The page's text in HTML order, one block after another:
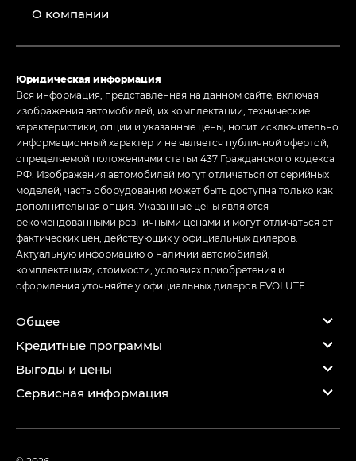
О компании
Юридическая информация
Вся информация, представленная на данном сайте, включая
изображения автомобилей, их комплектации, технические
характеристики, опции и указанные цены, носит исключительно
информационный характер и не является публичной офертой,
определяемой положениями статьи 437 Гражданского кодекса
РФ. Изображения автомобилей могут отличаться от серийных
моделей, часть оборудования может быть доступна только как
дополнительная опция. Указанные цены являются
рекомендованными розничными ценами и могут отличаться от
фактических цен, действующих у официальных дилеров.
Актуальную информацию о наличии автомобилей,
комплектациях, стоимости, условиях приобретения и
оформления уточняйте у официальных дилеров EVOLUTE.
Общее
Кредитные программы
Выгоды и цены
Сервисная информация